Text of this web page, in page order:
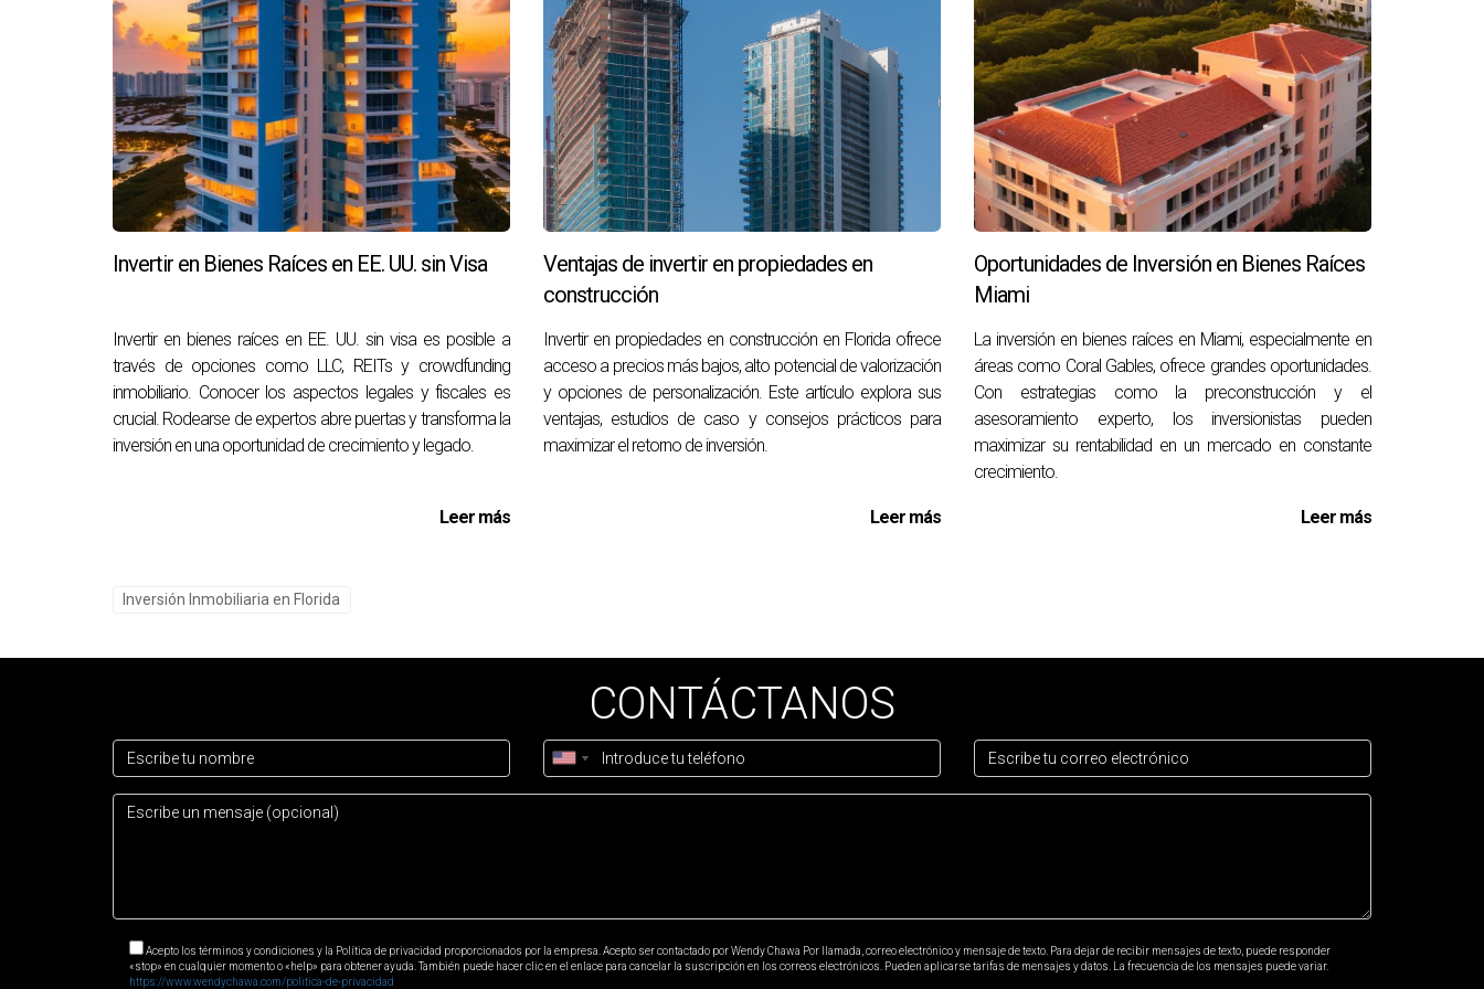
Miami se ha consolidado como el centro neurálgico para las segundas residencias de lujo gracias a su clima atractivo, un mercado inmobiliario floreciente y
ventajas fiscales incomparables. Si estás considerando invertir en una propiedad aquí, ahora es el momento perfecto para hacerlo. No solo estarás
adquiriendo un hogar; estarás invirtiendo en un estilo de vida lleno de oportunidades y experiencias únicas. No dudes más y da el paso hacia tu nueva vida en
Miami con la ayuda experta de Wendy Chawa.
PREGUNTAS FRECUENTES
¿Por qué elegir Miami como lugar para una segunda residencia?
Miami ofrece un clima cálido todo el año, una rica diversidad cultural y un mercado inmobiliario sólido.
Áreas como South Beach, Coral Gables y Bal Harbour son altamente recomendadas por su exclusividad y servicios.
¿Qué tipo de impuestos debo considerar al comprar propiedad en Miami?
Florida no tiene impuesto sobre la renta estatal; sin embargo, debes considerar impuestos sobre bienes raíces y otros costos asociados.
¿Cómo puedo empezar mi búsqueda de propiedad?
necesidades. Recuerda siempre consultar con expertos antes de tomar decisiones importantes sobre inversiones inmobiliarias. ¡Tu futuro hogar te está
Invertir en Bienes Raíces en EE. UU. sin Visa
Invertir en bienes raíces en EE. UU. sin visa es posible a
través de opciones como LLC, REITs y crowdfunding
inmobiliario. Conocer los aspectos legales y fiscales es
crucial. Rodearse de expertos abre puertas y transforma la
inversión en una oportunidad de crecimiento y legado.
Leer más
Ventajas de invertir en propiedades en
construcción
Invertir en propiedades en construcción en Florida ofrece
acceso a precios más bajos, alto potencial de valorización
y opciones de personalización. Este artículo explora sus
ventajas, estudios de caso y consejos prácticos para
maximizar el retorno de inversión.
Leer más
Oportunidades de Inversión en Bienes Raíces
Miami
La inversión en bienes raíces en Miami, especialmente en
áreas como Coral Gables, ofrece grandes oportunidades.
Con estrategias como la preconstrucción y el
asesoramiento experto, los inversionistas pueden
maximizar su rentabilidad en un mercado en constante
crecimiento.
Leer más
Inversión Inmobiliaria en Florida
CONTÁCTANOS
Acepto los términos y condiciones y la Política de privacidad proporcionados por la empresa. Acepto ser contactado por Wendy Chawa Por llamada, correo electrónico y mensaje de texto. Para dejar de recibir mensajes de texto, puede responder
«stop» en cualquier momento o «help» para obtener ayuda. También puede hacer clic en el enlace para cancelar la suscripción en los correos electrónicos. Pueden aplicarse tarifas de mensajes y datos. La frecuencia de los mensajes puede variar.
https://www.wendychawa.com/politica-de-privacidad